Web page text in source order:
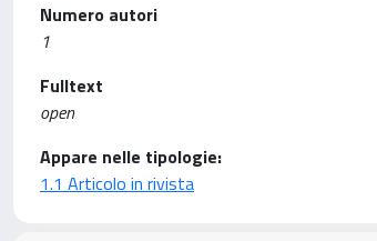
Numero autori
1
Fulltext
open
Appare nelle tipologie:
1.1 Articolo in rivista